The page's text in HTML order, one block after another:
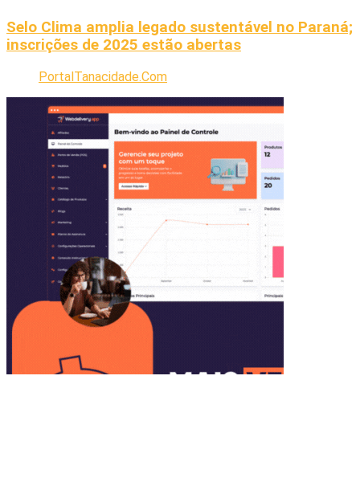
Selo Clima amplia legado sustentável no Paraná;
inscrições de 2025 estão abertas
PortalTanacidade.Com